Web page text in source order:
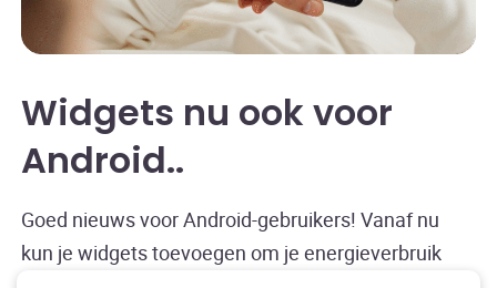
Widgets nu ook voor
Android.
Goed nieuws voor Android-gebruikers! Vanaf nu
kun je widgets toevoegen om je energieverbruik